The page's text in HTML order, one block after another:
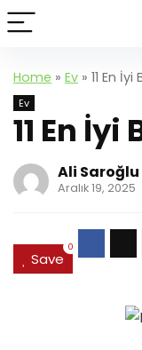
Home » Ev » 11 En İyi
Ev
11 En İyi
Ali Saroğlu
Aralık 19, 2025
Save
0